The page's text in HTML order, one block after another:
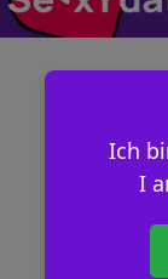
Ich
I